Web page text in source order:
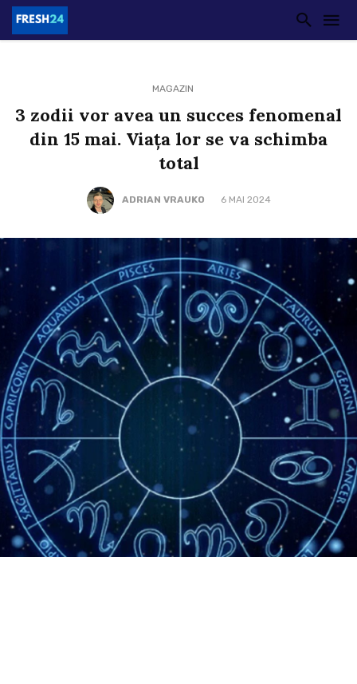
MAGAZIN
3 zodii vor avea un succes fenomenal
din 15 mai. Viața lor se va schimba
total
ADRIAN VRAUKO 6 MAI 2024